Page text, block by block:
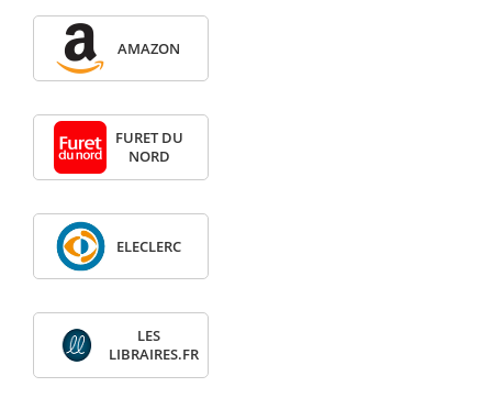
AMAZON
FURET DU
NORD
ELECLERC
LES
LIBRAIRES.FR